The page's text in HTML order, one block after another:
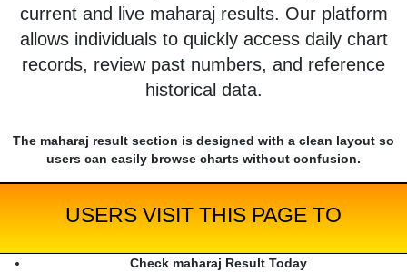
current and live maharaj results. Our platform
allows individuals to quickly access daily chart
records, review past numbers, and reference
historical data.
The maharaj result section is designed with a clean layout so
users can easily browse charts without confusion.
USERS VISIT THIS PAGE TO
Check maharaj Result Today